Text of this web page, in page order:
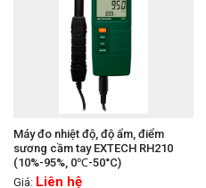
Máy đo nhiệt độ, độ ẩm, điểm
sương cầm tay EXTECH RH210
(10%-95%, 0℃-50°C)
Giá: Liên hệ